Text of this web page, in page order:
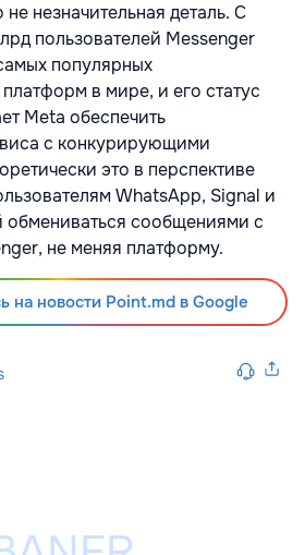
незначительная деталь. С
пользователей Messenger
популярных
в мире, и его статус
Meta обеспечить
с конкурирующими
это в перспективе
WhatsApp, Signal и
сообщениями с
не меняя платформу.
на новости Point.md в Google